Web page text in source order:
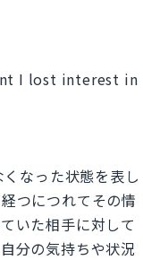
I lost interest in
なった状態を表し
つにつれてその情
いた相手に対して
分の気持ちや状況